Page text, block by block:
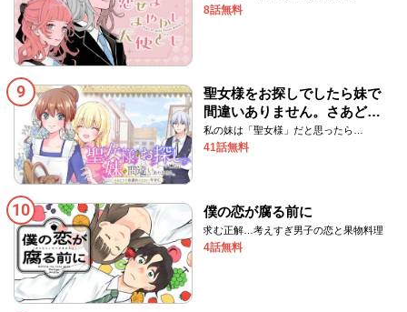
8話無料
9
聖女様をお探しでしたら妹で
間違いありません。さあどう
ぞお連れください、今すぐ。
私の妹は「聖女様」だと思ったら…
41話無料
10 僕の恋が腐る前に
求む正解…考えすぎ男子の恋と果物料理
4話無料